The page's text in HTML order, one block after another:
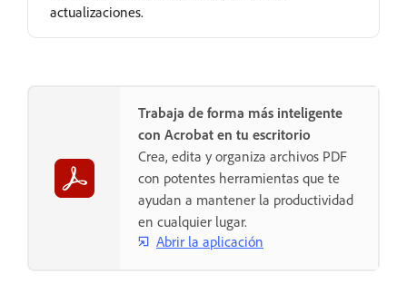
actualizaciones.
Trabaja de forma más inteligente
con Acrobat en tu escritorio
Crea, edita y organiza archivos PDF
con potentes herramientas que te
ayudan a mantener la productividad
en cualquier lugar.
Abrir la aplicación